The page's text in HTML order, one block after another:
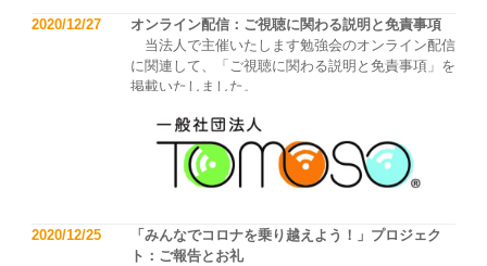
2020/12/27
オンライン配信：ご視聴に関わる説明と免責事項
当法人で主催いたします勉強会のオンライン配信
に関連して、「ご視聴に関わる説明と免責事項」を
掲載いたしました。
2020/12/25
「みんなでコロナを乗り越えよう！」プロジェク
ト：ご報告とお礼